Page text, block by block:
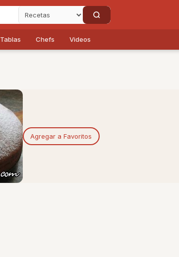
Tablas Chefs Videos
Agregar a Favoritos